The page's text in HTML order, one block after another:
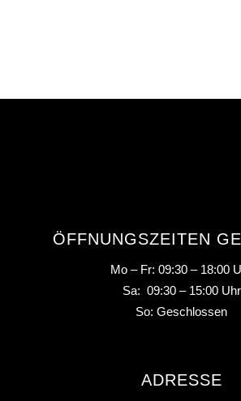
ÖFFNUNGSZEITEN
Mo – Fr: 09:30 – 18:00
Sa: 09:30 – 15:00 Uhr
So: Geschlossen
ADRESSE